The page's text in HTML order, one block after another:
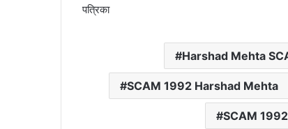
पत्रिका
Harshad Mehta
SCAM 1992 Harshad Mehta
SCAM